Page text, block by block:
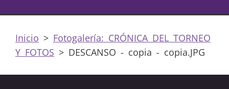
Inicio > Fotogalería: CRÓNICA DEL TORNEO
Y FOTOS > DESCANSO - copia - copia.JPG